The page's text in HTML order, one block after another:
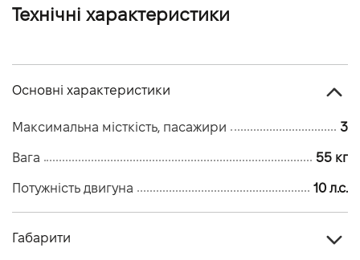
Технічні характеристики
Основні характеристики
Максимальна місткість, пасажири 3
Вага 55 кг
Потужність двигуна 10 л.с.
Габарити